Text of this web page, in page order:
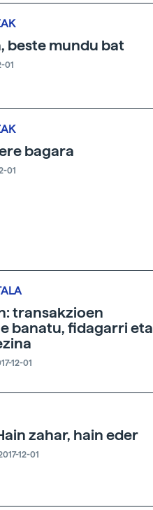
beste mundu bat
01
bagara
01
transakzioen
banatu, fidagarri eta
12-01
zahar, hain eder
12-01